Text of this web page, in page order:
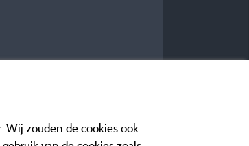
Wij zouden de cookies ook